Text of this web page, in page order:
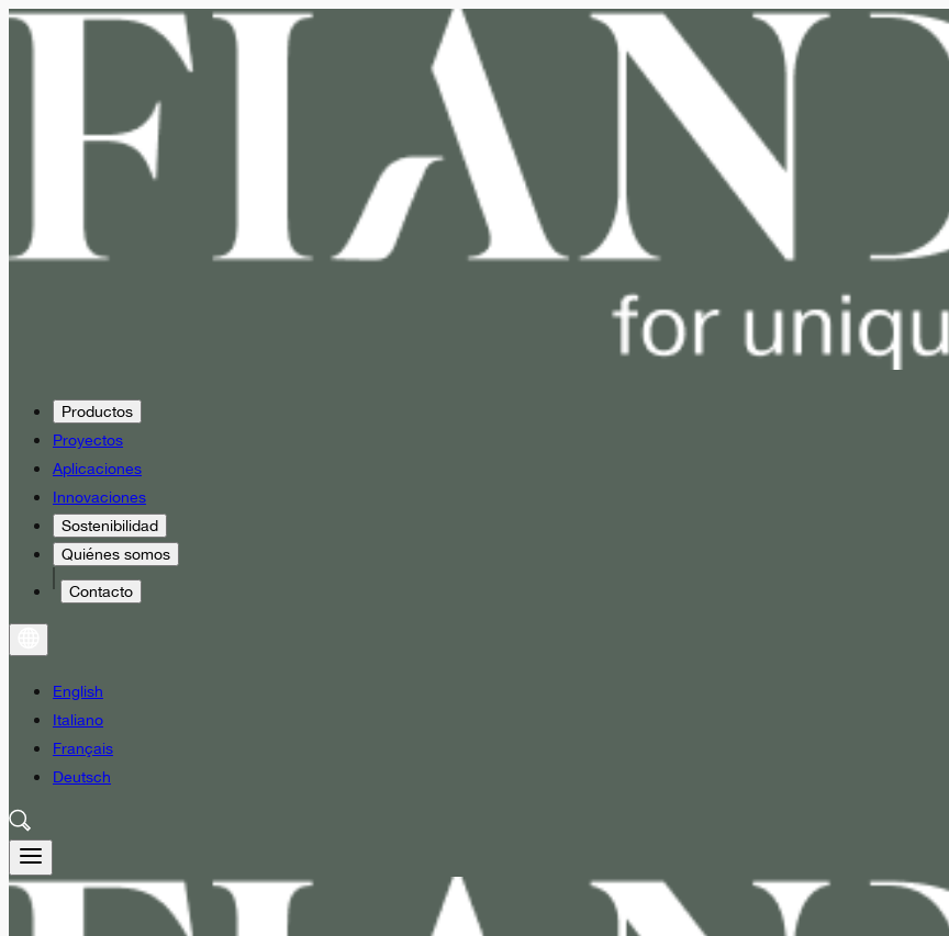
Productos
Proyectos
Aplicaciones
Innovaciones
Sostenibilidad
Quiénes somos
Contacto
English
Italiano
Français
Deutsch